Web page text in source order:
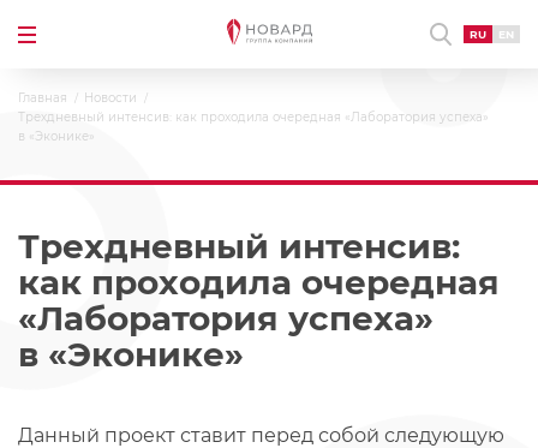
RU EN
Главная
Новости
Трехдневный интенсив: как проходила очередная «Лаборатория успеха»
в «Эконике»
Трехдневный интенсив:
как проходила очередная
«Лаборатория успеха»
в «Эконике»
Данный проект ставит перед собой следующую